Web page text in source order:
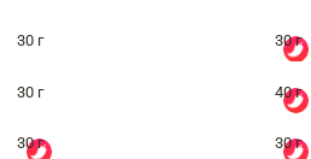
30 г 30 г
30 г 40 г
30 г 30 г